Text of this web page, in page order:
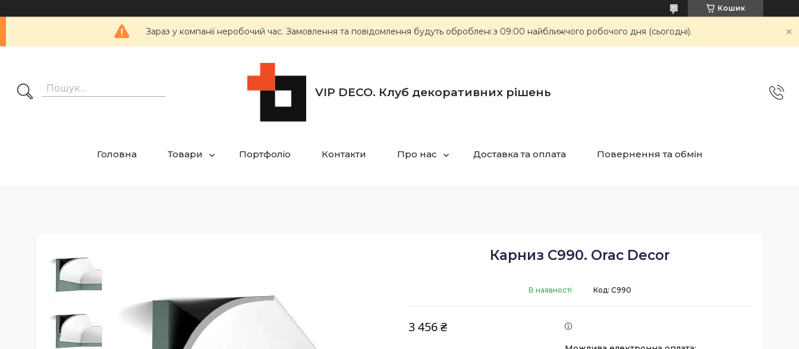
Кошик
Зараз у компанії неробочий час. Замовлення та повідомлення будуть оброблені з 09:00 найближчого робочого дня (сьогодні).
VIP DECO. Клуб декоративних рішень
Головна Товари Портфоліо Контакти Про нас Доставка та оплата Повернення та обмін
Карниз C990. Orac Decor
В наявності Код: C990
3 456 ₴